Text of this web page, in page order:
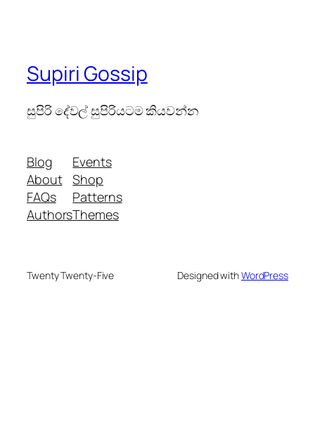
Supiri Gossip
සුපිරි දේවල් සුපිරියටම කියවන්න
Blog
About
FAQs
Authors
Events
Shop
Patterns
Themes
Twenty Twenty-Five Designed withWordPress